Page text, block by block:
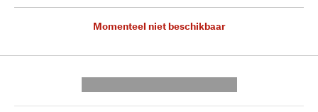
Momenteel niet beschikbaar